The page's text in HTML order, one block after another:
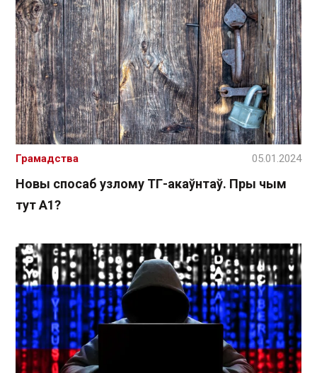
Новы спосаб узлому ТГ-акаўнтаў. Пры чым
тут А1?
Грамадства 05.01.2024